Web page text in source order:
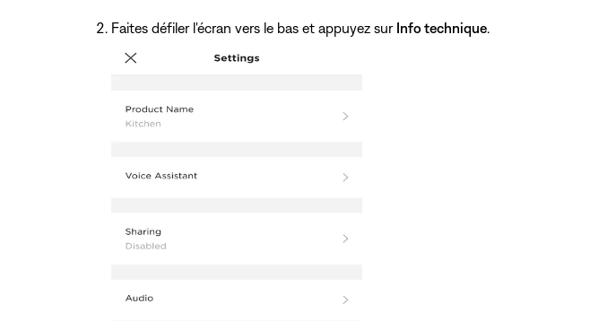
Faites défiler l'écran vers le bas et appuyez sur Info technique